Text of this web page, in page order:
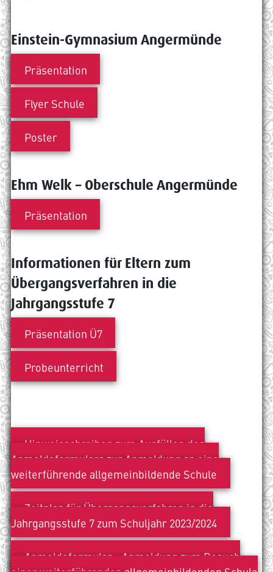
Einstein-Gymnasium Angermünde
Präsentation
Flyer Schule
Poster
Ehm Welk – Oberschule Angermünde
Präsentation
Informationen für Eltern zum
Übergangsverfahren in die
Jahrgangsstufe 7
Präsentation Ü7
Probeunterricht
Hinweisschreiben zum Ausfüllen des
Anmeldeformulars zur Anmeldung an eine
weiterführende allgemeinbildende Schule
Zeitplan für Übergangsverfahren in die
Jahrgangsstufe 7 zum Schuljahr 2023/2024
Anmeldeformular - Anmeldung zum Besuch